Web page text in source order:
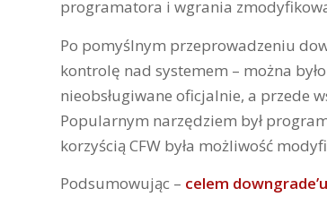
programatora i wgrania
Po pomyślnym przeprowadzeniu
kontrolę nad systemem – można
nieobsługiwane oficjalnie, a przede
Popularnym narzędziem był
korzyścią CFW była możliwość
Podsumowując – celem downgrade’u